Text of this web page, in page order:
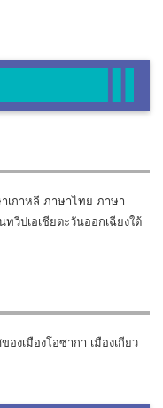
เกาหลี ภาษาไทย ภาษา
วีปเอเชียตะวันออกเฉียงใต้
งเมืองโอซากา เมืองเกียว